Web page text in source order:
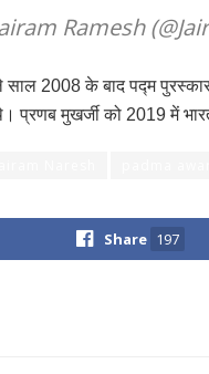
Ramesh
2008 के बाद पद्म पुरस्कार
प्रणब मुखर्जी को 2019 में
Share 197